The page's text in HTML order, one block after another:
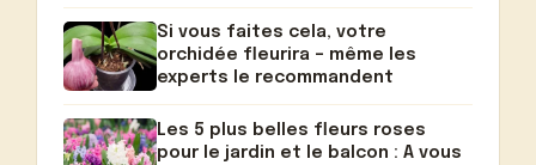
Si vous faites cela, votre
orchidée fleurira – même les
experts le recommandent
Les 5 plus belles fleurs roses
pour le jardin et le balcon : A vous